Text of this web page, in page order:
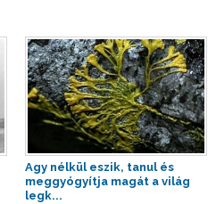
Agy nélkül eszik, tanul és
meggyógyítja magát a világ
legk...